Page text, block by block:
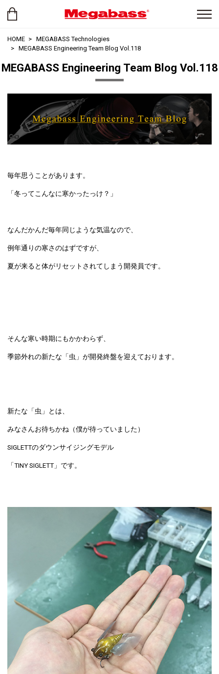
HOME
MEGABASS Technologies
MEGABASS Engineering Team Blog Vol.118
MEGABASS Engineering Team Blog Vol.118
毎年思うことがあります。
「冬ってこんなに寒かったっけ？」
なんだかんだ毎年同じような気温なので、
例年通りの寒さのはずですが、
夏が来ると体がリセットされてしまう開発員です。
そんな寒い時期にもかかわらず、
季節外れの新たな「虫」が開発終盤を迎えております。
新たな「虫」とは、
みなさんお待ちかね（僕が待っていました）
SIGLETTのダウンサイジングモデル
「TINY SIGLETT」です。